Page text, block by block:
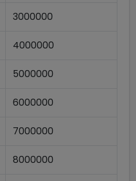
3000000
4000000
5000000
6000000
7000000
8000000